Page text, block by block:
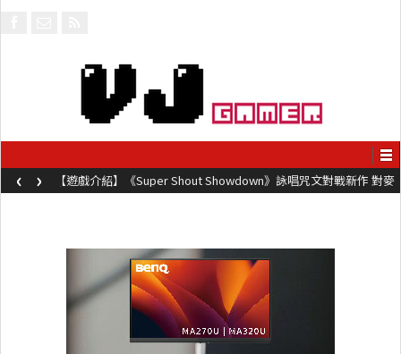
【遊戲介紹】《Super Shout Showdown》詠唱咒文對戰新作 對麥
克風唸咒可自訂咒文越長越強
‹ ›